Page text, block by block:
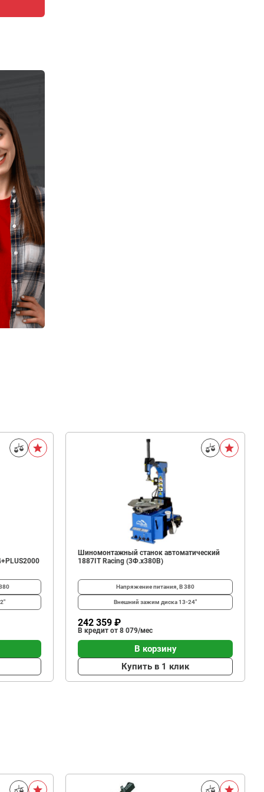
Шиномонтажный станок автоматический
1887IT Racing (3Ф.х380В)
Напряжение питания, В380
Внешний зажим диска13-24"
242 359 ₽
В кредит от 8 079/мес
В корзину
Купить в 1 клик